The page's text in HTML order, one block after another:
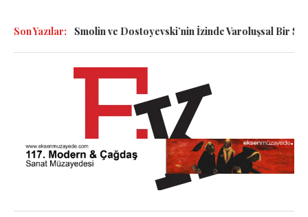
Son Yazılar:
Dennett, Smolin ve Dostoyevski’nin İzinde Varoluşsal Bir Sentez